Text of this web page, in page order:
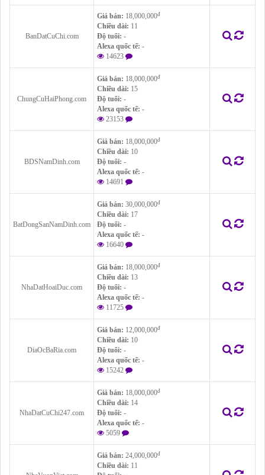
BanDatCuChi.com
Giá bán: 18,000,000đ
Chiều dài: 11
Độ tuổi: -
Alexa quốc tế: -
14623
ChungCuHaiPhong.com
Giá bán: 18,000,000đ
Chiều dài: 15
Độ tuổi: -
Alexa quốc tế: -
23153
BDSNamDinh.com
Giá bán: 18,000,000đ
Chiều dài: 10
Độ tuổi: -
Alexa quốc tế: -
14691
BatDongSanNamDinh.com
Giá bán: 30,000,000đ
Chiều dài: 17
Độ tuổi: -
Alexa quốc tế: -
16640
NhaDatHoaiDuc.com
Giá bán: 18,000,000đ
Chiều dài: 13
Độ tuổi: -
Alexa quốc tế: -
11725
DiaOcBaRia.com
Giá bán: 12,000,000đ
Chiều dài: 10
Độ tuổi: -
Alexa quốc tế: -
15242
NhaDatCuChi247.com
Giá bán: 18,000,000đ
Chiều dài: 14
Độ tuổi: -
Alexa quốc tế: -
5059
Giá bán: 24,000,000đ
Chiều dài: 11